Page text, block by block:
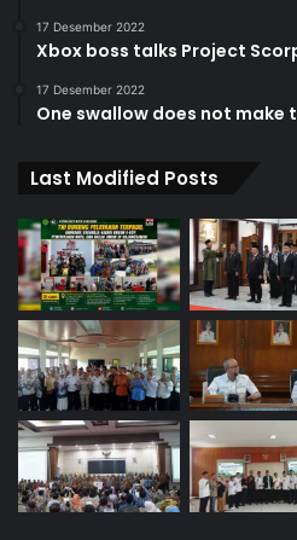
17 Desember 2022
Xbox boss talks Project
17 Desember 2022
One swallow does not make
Last Modified Posts